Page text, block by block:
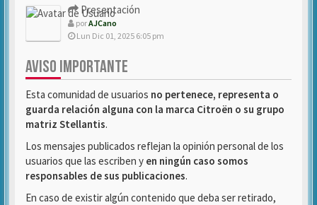
Presentación
porAJCano
Lun Dic 01, 2025 6:05 pm
AVISO IMPORTANTE
Esta comunidad de usuarios no pertenece, representa o
guarda relación alguna con la marca Citroën o su grupo
matriz Stellantis.
Los mensajes publicados reflejan la opinión personal de los
usuarios que las escriben y en ningún caso somos
responsables de sus publicaciones.
En caso de existir algún contenido que deba ser retirado,